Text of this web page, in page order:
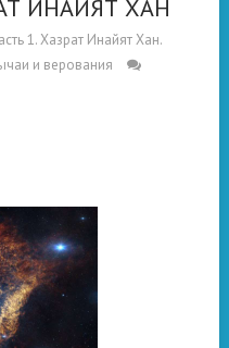
ИНАЙЯТ ХАН
1. Хазрат Инайят Хан.
и верования